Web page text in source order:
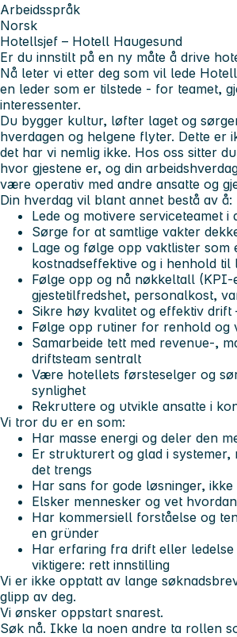
Arbeidsspråk
Norsk
Hotellsjef – Hotell Haugesund
Er du innstilt på en ny måte å drive
Nå leter vi etter deg som vil lede
en leder som er tilstede - for teamet,
interessenter.
Du bygger kultur, løfter laget og
hverdagen og helgene flyter. Dette er
det har vi nemlig ikke. Hos oss sitter
hvor gjestene er, og din
være operativ med andre ansatte og
Din hverdag vil blant annet bestå av å:
Lede og motivere serviceteamet i
Sørge for at samtlige vakter
Lage og følge opp vaktlister som
kostnadseffektive og i henhold til
Følge opp og nå nøkkeltall (KPI-
gjestetilfredshet, personalkost,
Sikre høy kvalitet og effektiv drift
Følge opp rutiner for renhold og
Samarbeide tett med revenue-,
driftsteam sentralt
Være hotellets førsteselger og
synlighet
Rekruttere og utvikle ansatte i
Vi tror du er en som:
Har masse energi og deler den
Er strukturert og glad i systemer,
det trengs
Har sans for gode løsninger,
Elsker mennesker og vet
Har kommersiell forståelse og
en gründer
Har erfaring fra drift eller ledelse
viktigere: rett innstilling
Vi er ikke opptatt av lange
glipp av deg.
Vi ønsker oppstart snarest.
Søk nå. Ikke la noen andre ta rollen